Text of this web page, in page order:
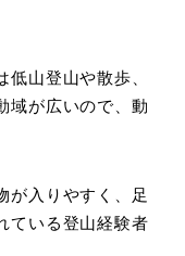
低山登山や散歩、
域が広いので、動
が入りやすく、足
ている登山経験者